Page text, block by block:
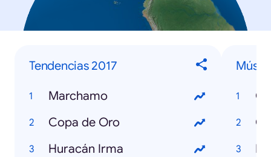
Tendencias 2017
Marchamo
Copa de Oro
Huracán Irma